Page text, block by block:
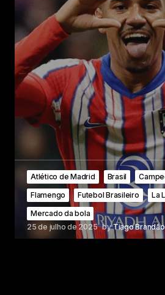
Atlético de Madrid Brasil
Flamengo
Futebol Brasileiro
La
Mercado da bola
25 de julho de 2025 byTiago Brandão